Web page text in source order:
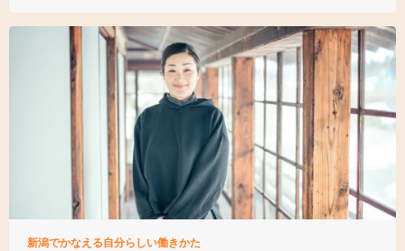
新潟でかなえる自分らしい働きかた